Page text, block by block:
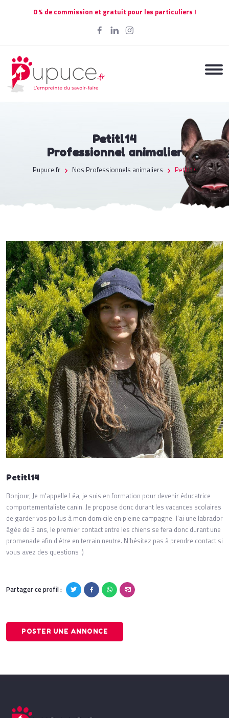
0 % de commission et gratuit pour les particuliers !
Petitl14
Professionnel animalier
Pupuce.fr Nos Professionnels animaliers Petitl14
Petitl14
Bonjour, Je m'appelle Léa, je suis en formation pour devenir éducatrice
comportementaliste canin. Je propose donc durant les vacances scolaires
de garder vos poilus à mon domicile en pleine campagne. J'ai une labrador
âgée de 3 ans, le premier contact entre les chiens se fera donc durant une
promenade afin d'être en terrain neutre. N'hésitez pas à prendre contact si
vous avez des questions :)
Partager ce profil :
POSTER UNE ANNONCE